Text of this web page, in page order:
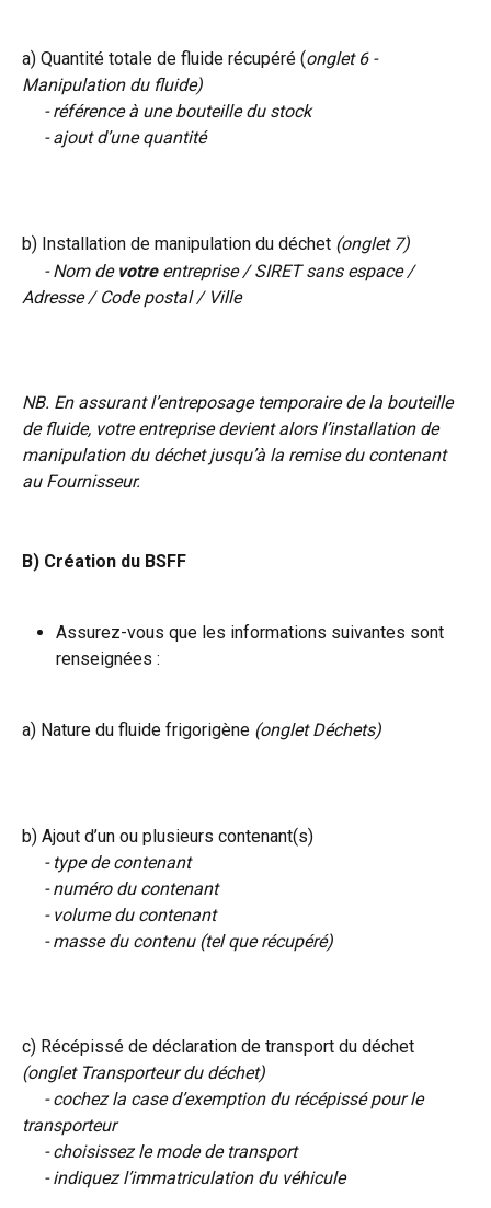
a) Quantité totale de fluide récupéré (onglet 6 -
Manipulation du fluide)
- référence à une bouteille du stock
     - ajout d’une quantité
b) Installation de manipulation du déchet (onglet 7)
     - Nom de
votre entreprise / SIRET sans espace /
Adresse / Code postal / Ville
NB. En assurant l’entreposage temporaire de la bouteille
de fluide, votre entreprise devient alors l’installation de
manipulation du déchet jusqu’à la remise du contenant
au Fournisseur.
B) Création du BSFF
Assurez-vous que les informations suivantes sont
renseignées :
a) Nature du fluide frigorigène (onglet Déchets)
b) Ajout d’un ou plusieurs contenant(s)
- type de contenant
     - numéro du contenant
     - volume du contenant
     - masse du contenu (tel que récupéré)
c) Récépissé de déclaration de transport du déchet
(onglet Transporteur du déchet)
- cochez la case d’exemption du récépissé pour le
transporteur
     - choisissez le mode de transport
     - indiquez l’immatriculation du véhicule